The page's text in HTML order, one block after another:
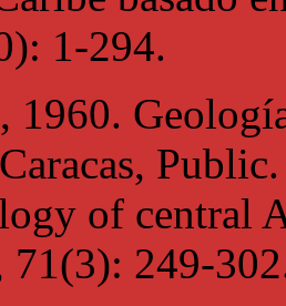
1-294.
1960.
of central
71(3): 249-